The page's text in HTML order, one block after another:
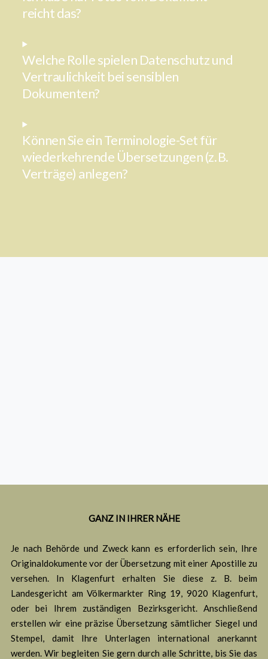
reicht das?
Welche Rolle spielen Datenschutz und
Vertraulichkeit bei sensiblen
Dokumenten?
Können Sie ein Terminologie-Set für
wiederkehrende Übersetzungen (z. B.
Verträge) anlegen?
GANZ IN IHRER NÄHE
Je nach Behörde und Zweck kann es erforderlich sein, Ihre
Originaldokumente vor der Übersetzung mit einer Apostille zu
versehen. In Klagenfurt erhalten Sie diese z. B. beim
Landesgericht am Völkermarkter Ring 19, 9020 Klagenfurt,
oder bei Ihrem zuständigen Bezirksgericht. Anschließend
erstellen wir eine präzise Übersetzung sämtlicher Siegel und
Stempel, damit Ihre Unterlagen international anerkannt
werden. Wir begleiten Sie gern durch alle Schritte, bis Sie das